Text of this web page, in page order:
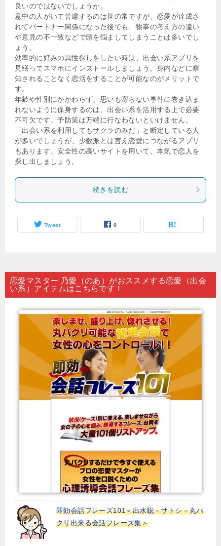
良いのではないでしょうか。
意中の人がいて苦慮するのは世の常ですが、恋愛が達成さ
れてパートナー関係になった後でも、物事の考え方の違い
や意見の不一致などで頭を悩ましてしまうことは多いでし
ょう。
効率的に好みの異性探しをしたい時は、出会い系アプリを
見繕ってスマホにインストールしましょう。身内などに察
知されることなく恋活をすることが可能なのがメリットで
す。
年齢や性別にかかわらず、思いも寄らない事件に巻き込ま
れないように保身するのは、出会い系を活用する上で必要
不可欠です。予防策は万端に行なわないといけません。
「出会い系を利用してもサクラのみだ」と断定している人
が多いでしょうが、少数派とは言え恋愛につながるアプリ
もあります。安全性の高いサイトを用いて、本気で恋人を
探し出しましょう。
続きを読む
Tweet 0
恋愛マスター 乃愛（のあ）がおススメする恋愛（出会
い系）アイテムはこちらです！
即効会話フレーズ101＜出水聡－サトシ－丸パ
クリ出来る会話フレーズ集＞